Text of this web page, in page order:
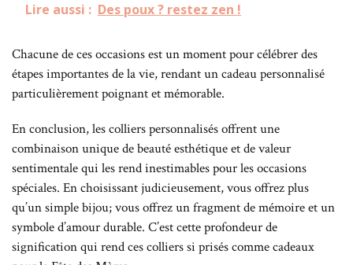
Lire aussi : Des poux ? restez zen !
Chacune de ces occasions est un moment pour célébrer des
étapes importantes de la vie, rendant un cadeau personnalisé
particulièrement poignant et mémorable.
En conclusion, les colliers personnalisés offrent une
combinaison unique de beauté esthétique et de valeur
sentimentale qui les rend inestimables pour les occasions
spéciales. En choisissant judicieusement, vous offrez plus
qu’un simple bijou; vous offrez un fragment de mémoire et un
symbole d’amour durable. C’est cette profondeur de
signification qui rend ces colliers si prisés comme cadeaux